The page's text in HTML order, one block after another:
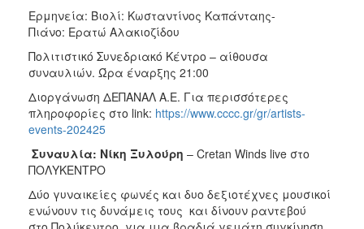
Ερμηνεία: Βιολί: Κωσταντίνος Καπάνταης-
Πιάνο: Ερατώ Αλακιοζίδου
Πολιτιστικό Συνεδριακό Κέντρο – αίθουσα
συναυλιών. Ώρα έναρξης 21:00
Διοργάνωση ΔΕΠΑΝΑΛ Α.Ε. Για περισσότερες
πληροφορίες στο link: https://www.cccc.gr/gr/artists-
events-202425
Συναυλία: Νίκη Ξυλούρη – Cretan Winds live στο
ΠΟΛΥΚΕΝΤΡΟ
Δύο γυναικείες φωνές και δυο δεξιοτέχνες μουσικοί
ενώνουν τις δυνάμεις τους και δίνουν ραντεβού